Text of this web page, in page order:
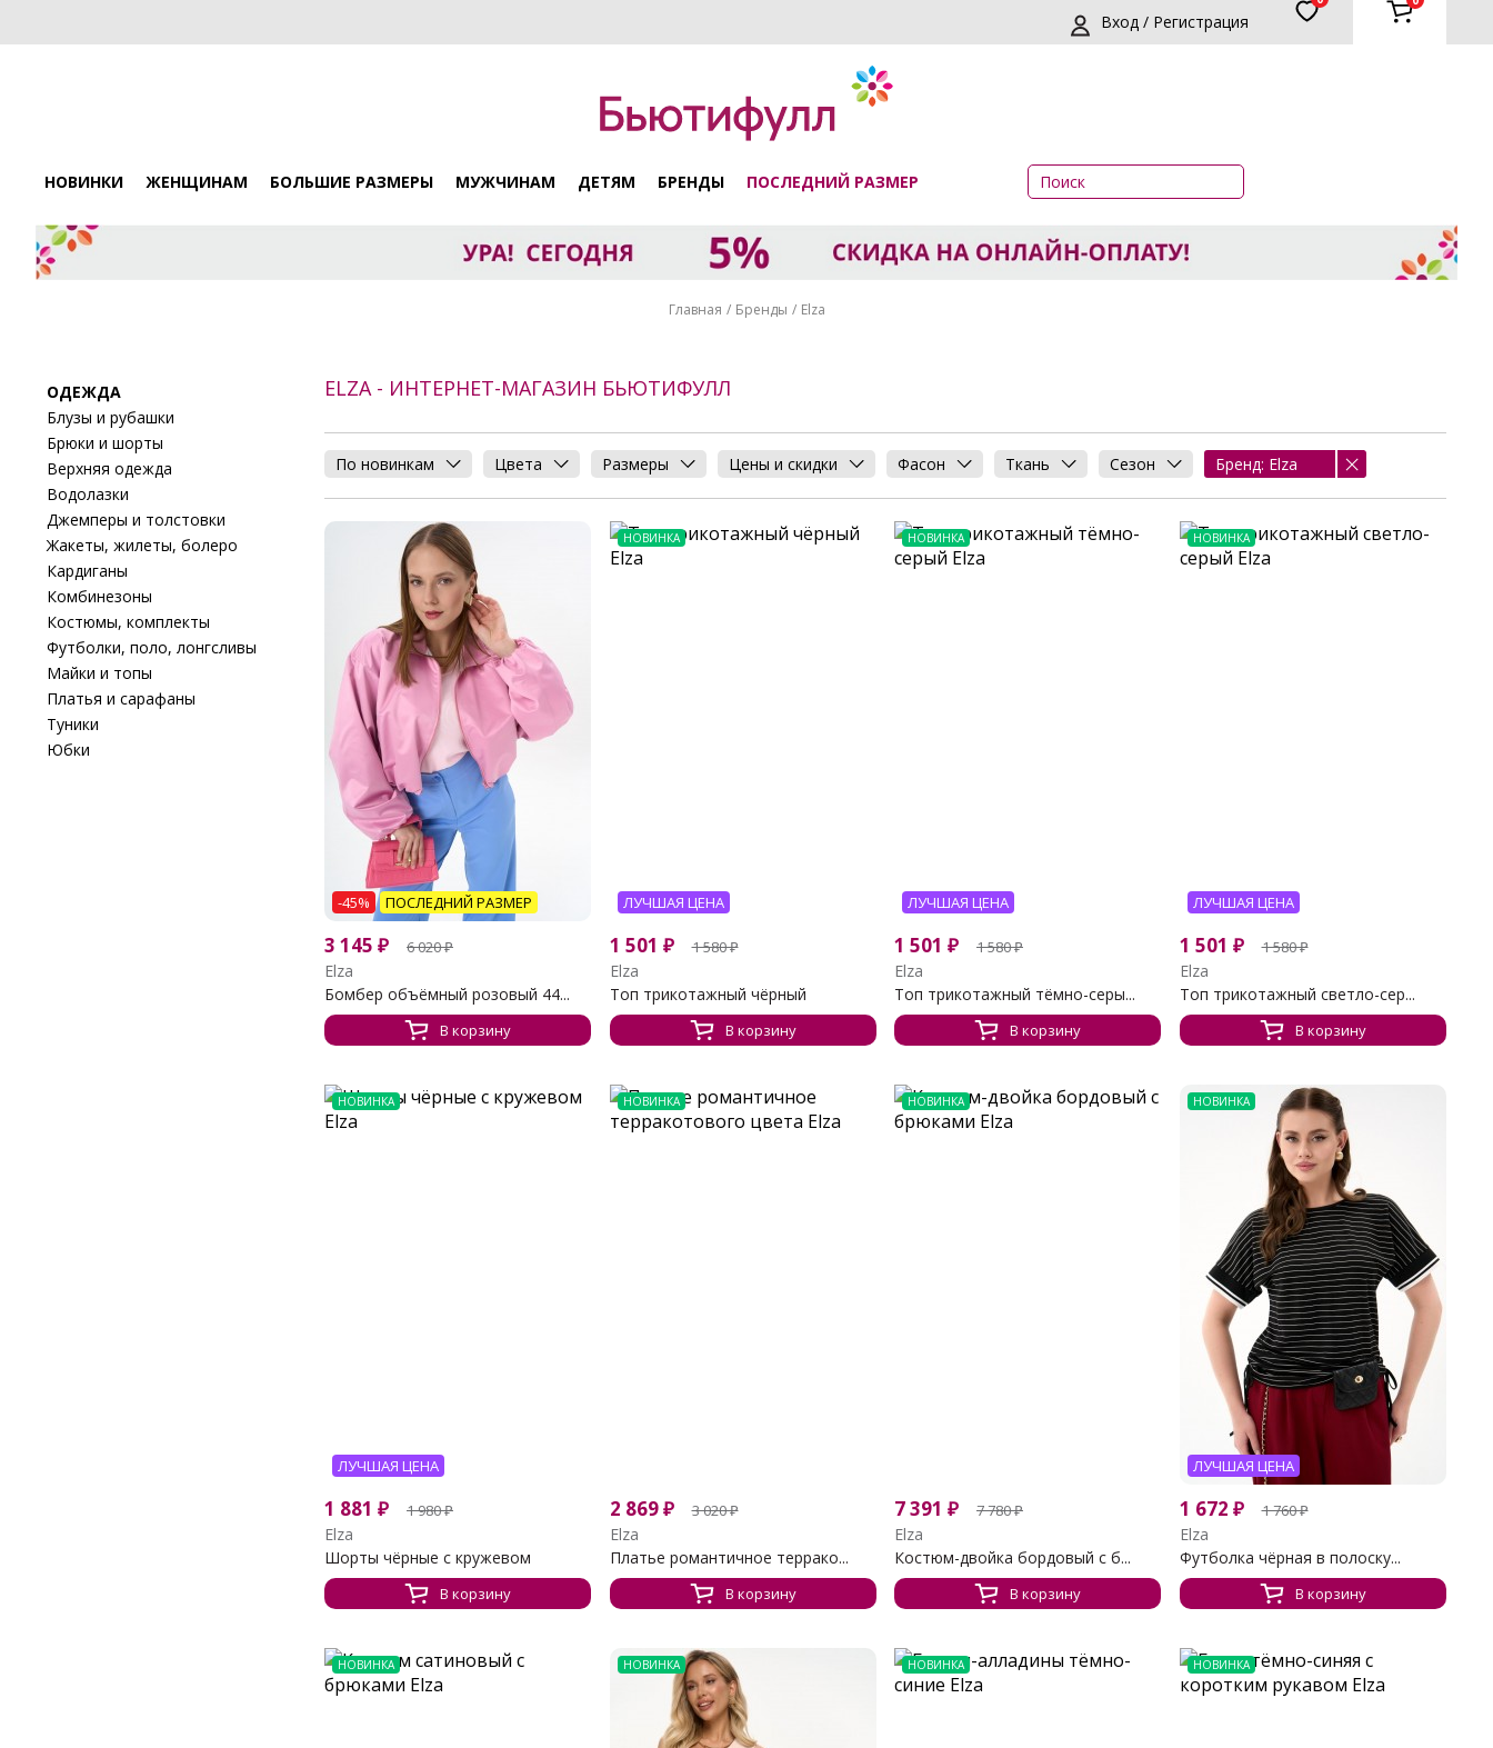
Вход / Регистрация
НОВИНКИ ЖЕНЩИНАМ БОЛЬШИЕ РАЗМЕРЫ МУЖЧИНАМ ДЕТЯМ БРЕНДЫ ПОСЛЕДНИЙ РАЗМЕР
Главная Бренды Elza
ОДЕЖДА
Блузы и рубашки
Брюки и шорты
Верхняя одежда
Водолазки
Джемперы и толстовки
Жакеты, жилеты, болеро
Кардиганы
Комбинезоны
Костюмы, комплекты
Футболки, поло, лонгсливы
Майки и топы
Платья и сарафаны
Туники
Юбки
ELZA - ИНТЕРНЕТ-МАГАЗИН БЬЮТИФУЛЛ
По новинкам Цвета Размеры Цены и скидки Фасон Ткань Сезон Бренд: Elza
-45% ПОСЛЕДНИЙ РАЗМЕР
3 145 ₽ 6 020₽
Elza
Бомбер объёмный розовый 44...
В корзину
НОВИНКА
ЛУЧШАЯ ЦЕНА
1 501 ₽ 1 580₽
Elza
Топ трикотажный чёрный
В корзину
НОВИНКА
ЛУЧШАЯ ЦЕНА
1 501 ₽ 1 580₽
Elza
Топ трикотажный тёмно-серы...
В корзину
НОВИНКА
ЛУЧШАЯ ЦЕНА
1 501 ₽ 1 580₽
Elza
Топ трикотажный светло-сер...
В корзину
НОВИНКА
ЛУЧШАЯ ЦЕНА
1 881 ₽ 1 980₽
Elza
Шорты чёрные с кружевом
В корзину
НОВИНКА
2 869₽ 3 020₽
Elza
Платье романтичное террако...
В корзину
НОВИНКА
7 391 ₽ 7 780₽
Elza
Костюм-двойка бордовый с б...
В корзину
НОВИНКА
ЛУЧШАЯ ЦЕНА
1 672 ₽ 1 760₽
Elza
Футболка чёрная в полоску...
В корзину
НОВИНКА НОВИНКА НОВИНКА НОВИНКА